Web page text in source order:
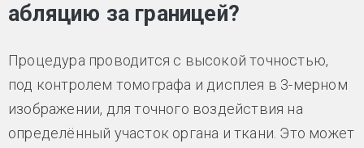
абляцию за границей?
Процедура проводится с высокой точностью,
под контролем томографа и дисплея в 3-мерном
изображении, для точного воздействия на
определённый участок органа и ткани. Это может